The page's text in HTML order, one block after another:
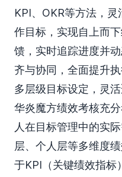
KPI、OKR等方法，
作目标，实现自上而
馈，实时追踪进度并
齐与协同，全面提升执
多层级目标设定，灵
华炎魔方绩效考核充
人在目标管理中的实
层、个人层等多维度
于KPI（关键绩效指标